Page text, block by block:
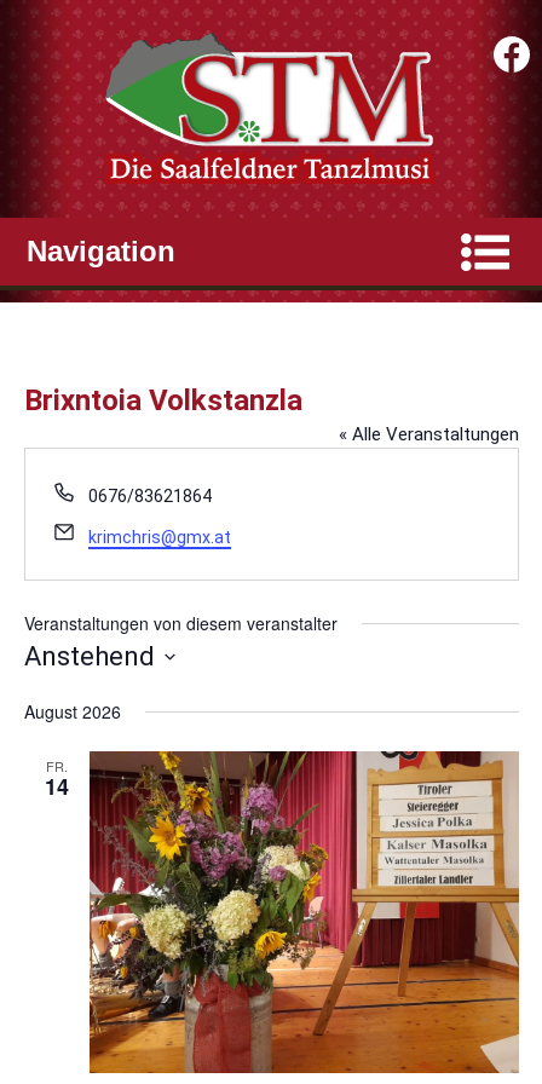
Brixntoia Volkstanzla
« Alle Veranstaltungen
Telefon
0676/83621864
Email
krimchris@gmx.at
Veranstaltungen von diesem veranstalter
Anstehend
wählen.
August 2026
FR.
14